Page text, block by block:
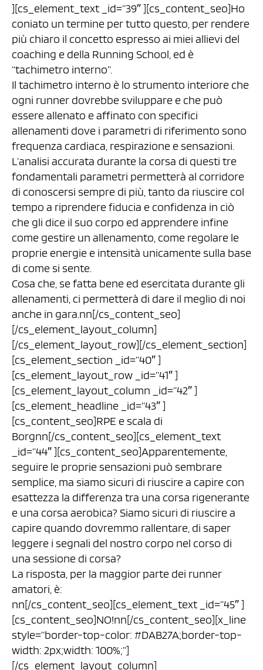
][cs_element_text _id=”39″ ][cs_content_seo]Ho
coniato un termine per tutto questo, per rendere
più chiaro il concetto espresso ai miei allievi del
coaching e della Running School, ed è
“tachimetro interno”.
Il tachimetro interno è lo strumento interiore che
ogni runner dovrebbe sviluppare e che può
essere allenato e affinato con specifici
allenamenti dove i parametri di riferimento sono
frequenza cardiaca, respirazione e sensazioni.
L’analisi accurata durante la corsa di questi tre
fondamentali parametri permetterà al corridore
di conoscersi sempre di più, tanto da riuscire col
tempo a riprendere fiducia e confidenza in ciò
che gli dice il suo corpo ed apprendere infine
come gestire un allenamento, come regolare le
proprie energie e intensità unicamente sulla base
di come si sente.
Cosa che, se fatta bene ed esercitata durante gli
allenamenti, ci permetterà di dare il meglio di noi
anche in gara.nn[/cs_content_seo]
[/cs_element_layout_column]
[/cs_element_layout_row][/cs_element_section]
[cs_element_section _id=”40″ ]
[cs_element_layout_row _id=”41″ ]
[cs_element_layout_column _id=”42″ ]
[cs_element_headline _id=”43″ ]
[cs_content_seo]RPE e scala di
Borgnn[/cs_content_seo][cs_element_text
_id=”44″ ][cs_content_seo]Apparentemente,
seguire le proprie sensazioni può sembrare
semplice, ma siamo sicuri di riuscire a capire con
esattezza la differenza tra una corsa rigenerante
e una corsa aerobica? Siamo sicuri di riuscire a
capire quando dovremmo rallentare, di saper
leggere i segnali del nostro corpo nel corso di
una sessione di corsa?
La risposta, per la maggior parte dei runner
amatori, è:
nn[/cs_content_seo][cs_element_text _id=”45″ ]
[cs_content_seo]NO!nn[/cs_content_seo][x_line
style=”border-top-color: #DAB27A;border-top-
width: 2px;width: 100%;”]
[/cs_element_layout_column]